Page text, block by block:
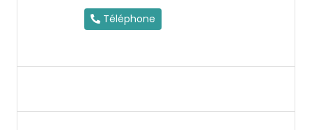
Téléphone